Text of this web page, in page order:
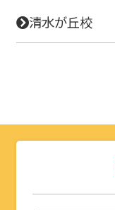
清水が丘校